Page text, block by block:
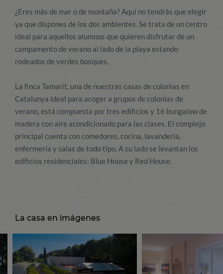
¿Eres más de mar o de montaña? Aquí no tendrás que elegir
ya que dispones de los dos ambientes. Se trata de un centro
ideal para aquellos alumnos que quieren disfrutar de un
campamento de verano al lado de la playa estando
rodeados de verdes bosques.
La finca Tamarit, una de nuestras casas de colonias en
Catalunya ideal para acoger a grupos de colonias de
verano, está compuesta por tres edificios y 16 bungalow de
madera con aire acondicionado para las clases. El complejo
principal cuenta con comedores, cocina, lavandería,
enfermería y salas de todo tipo. A su lado se levantan los
edificios residenciales: Blue House y Red House.
La casa en imágenes